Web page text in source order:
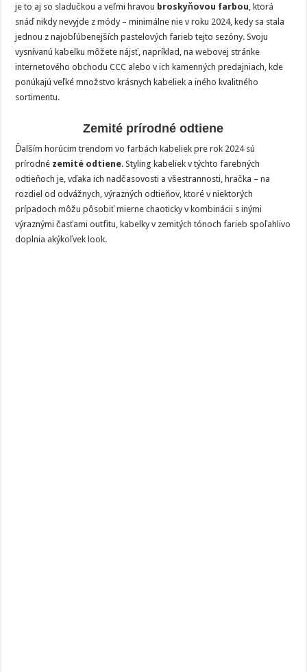
je to aj so sladučkou a veľmi hravou broskyňovou farbou , ktorá
snáď nikdy nevyjde z módy – minimálne nie v roku 2024, kedy sa stala
jednou z najobľúbenejších pastelových farieb tejto sezóny. Svoju
vysnívanú kabelku môžete nájsť, napríklad, na webovej stránke
internetového obchodu CCC alebo v ich kamenných predajniach, kde
ponúkajú veľké množstvo krásnych kabeliek a iného kvalitného
sortimentu.
Zemité prírodné odtiene
Ďalším horúcim trendom vo farbách kabeliek pre rok 2024 sú
prírodné zemité odtiene. Styling kabeliek v týchto farebných
odtieňoch je, vďaka ich nadčasovosti a všestrannosti, hračka – na
rozdiel od odvážnych, výrazných odtieňov, ktoré v niektorých
prípadoch môžu pôsobiť mierne chaoticky v kombinácii s inými
výraznými časťami outfitu, kabelky v zemitých tónoch farieb spoľahlivo
doplnia akýkoľvek look.